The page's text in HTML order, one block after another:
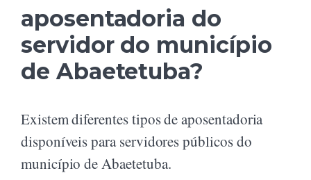
aposentadoria do
servidor do município
de Abaetetuba?
Existem diferentes tipos de aposentadoria
disponíveis para servidores públicos do
município de Abaetetuba.